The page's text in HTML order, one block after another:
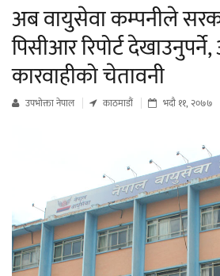
अब वायुसेवा कम्पनीले
पिसीआर रिपोर्ट
कारवाहीको चेतावनी
उपभाेक्ता नेपाल काठमाडौं भदौ ११, २०७७